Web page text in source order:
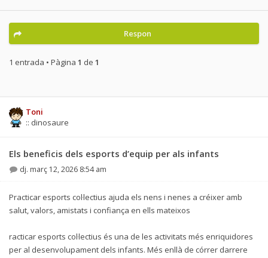
Respon
1 entrada • Pàgina 1 de 1
Toni
:: dinosaure
Els beneficis dels esports d’equip per als infants
dj. març 12, 2026 8:54 am
Practicar esports col·lectius ajuda els nens i nenes a créixer amb
salut, valors, amistats i confiança en ells mateixos
racticar esports col·lectius és una de les activitats més enriquidores
per al desenvolupament dels infants. Més enllà de córrer darrere